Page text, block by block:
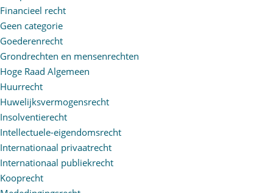
Financieel recht
Geen categorie
Goederenrecht
Grondrechten en mensenrechten
Hoge Raad Algemeen
Huurrecht
Huwelijksvermogensrecht
Insolventierecht
Intellectuele-eigendomsrecht
Internationaal privaatrecht
Internationaal publiekrecht
Kooprecht